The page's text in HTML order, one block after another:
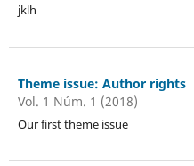
jklh
Theme issue: Author rights
Vol. 1 Núm. 1 (2018)
Our first theme issue